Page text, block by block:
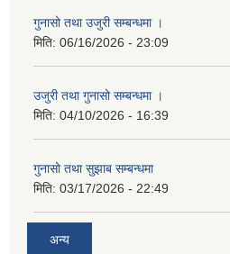
गुनासो तथा उजुरी सम्बन्धमा ।
मिति: 06/16/2026 - 23:09
उजुरी तथा गुनासो सम्बन्धमा ।
मिति: 04/10/2026 - 16:39
गुनासो तथा सुझाब सम्बन्धमा
मिति: 03/17/2026 - 22:49
अन्य